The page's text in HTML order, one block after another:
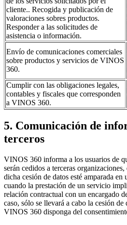
cliente.. Recogida y publicación de
valoraciones sobres productos.
Responder a las solicitudes de
asistencia o información.
Envío de comunicaciones comerciales
sobre productos y servicios de VINOS
360.
Cumplir con las obligaciones legales,
contables y fiscales que corresponden
a VINOS 360.
5. Comunicación de
terceros
VINOS 360 informa a los usuarios de
serán cedidos a terceras
dicha cesión de datos esté amparada
cuando la prestación de un servicio
relación contractual con un encargado
caso, sólo se llevará a cabo la cesión de
VINOS 360 disponga del